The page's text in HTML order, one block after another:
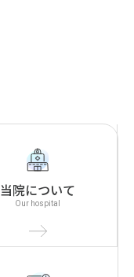
当院について
Our hospital